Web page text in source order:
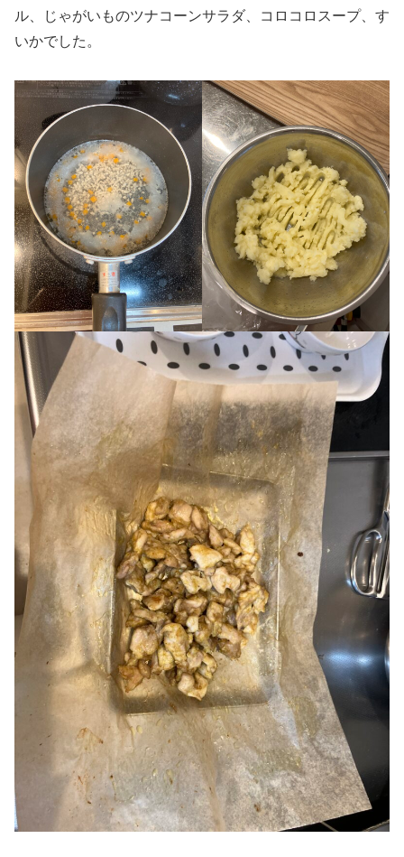
ル、じゃがいものツナコーンサラダ、コロコロスープ、す
いかでした。